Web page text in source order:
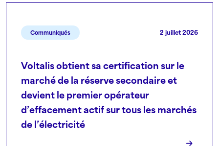
Communiqués 2 juillet 2026
Voltalis obtient sa certification sur le
marché de la réserve secondaire et
devient le premier opérateur
d’effacement actif sur tous les marchés
de l’électricité